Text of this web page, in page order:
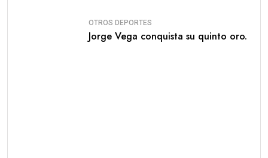
OTROS DEPORTES
Jorge Vega conquista su quinto oro.